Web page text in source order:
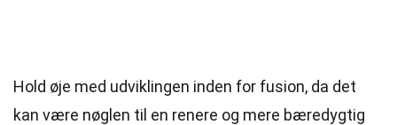
Hold øje med udviklingen inden for fusion, da det
kan være nøglen til en renere og mere bæredygtig